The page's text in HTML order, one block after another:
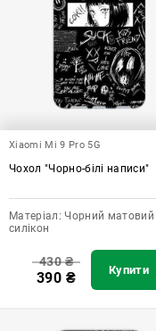
Xiaomi Mi 9 Pro 5G
Чохол "Чорно-білі написи"
Матеріал: Чорний матовий
силікон
430₴
390 ₴ Купити